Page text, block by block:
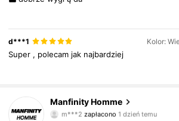
d***1 Kolor:
Super , polecam jak najbardziej
Manfinity Homme
4,86
607K Obserwujący
m***2 zapłacono 1 dzień temu